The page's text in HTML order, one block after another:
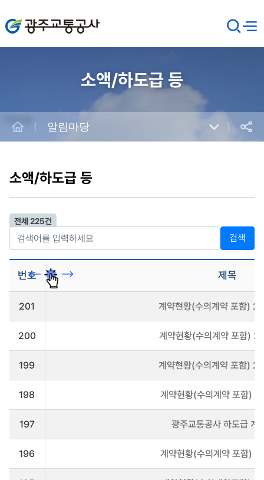
광주교통공사
검
색
창
메뉴
소액/하도급 등
공유
알림마당
소액/하도급 등
전체 225건
검색
찰/
계
(소
액/
게
을
번호 제목
201 계약현황(수의계약 포함)
200 계약현황(수의계약 포함)
199 계약현황(수의계약 포함)
198 계약현황(수의계약 포함)
197 광주교통공사 하도급 계
196 계약현황(수의계약 포함)